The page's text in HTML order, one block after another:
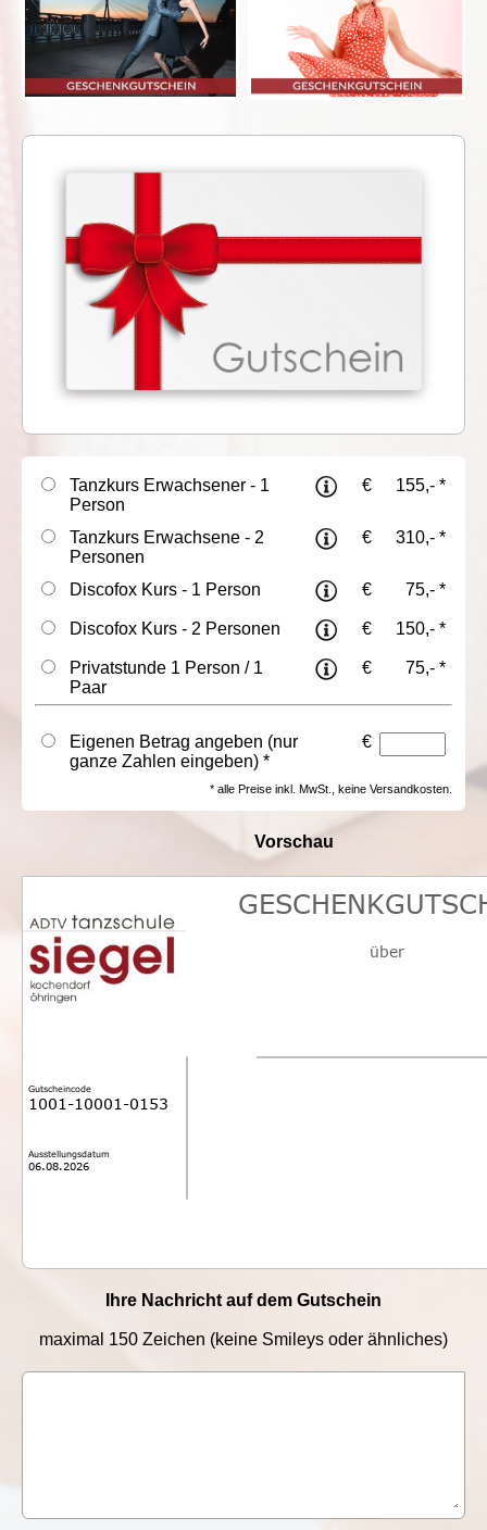
Tanzkurs Erwachsener - 1
Person
€ 155,- *
Tanzkurs Erwachsene - 2
Personen
€ 310,- *
Discofox Kurs - 1 Person € 75,- *
Discofox Kurs - 2 Personen € 150,- *
Privatstunde 1 Person / 1
Paar
€ 75,- *
Eigenen Betrag angeben (nur
ganze Zahlen eingeben) *
€
* alle Preise inkl. MwSt., keine Versandkosten.
Vorschau
Gutscheincode
1001-10001-0153
Ausstellungsdatum
06.08.2026
über
Ihre Nachricht auf dem Gutschein
maximal 150 Zeichen (keine Smileys oder ähnliches)